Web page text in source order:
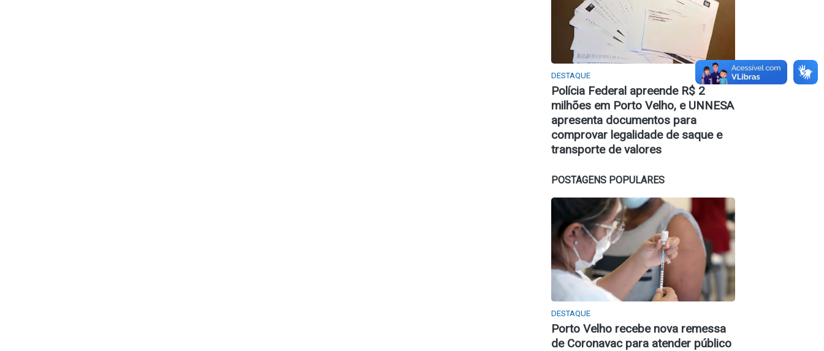
DESTAQUE
Polícia Federal apreende R$ 2
milhões em Porto Velho, e UNNESA
apresenta documentos para
comprovar legalidade de saque e
transporte de valores
POSTAGENS POPULARES
DESTAQUE
Porto Velho recebe nova remessa
de Coronavac para atender público